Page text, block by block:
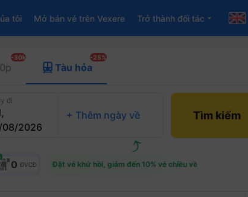
tôi Mở bán vé trên Vexere Trở thành đối tác arrow_drop_down
-30k
Tàu hỏa
-25%
đi
08/2026
+ Thêm ngày về Tìm kiếm
0 ĐVCĐ Đặt vé khứ hồi, giảm đến 10% vé chiều về